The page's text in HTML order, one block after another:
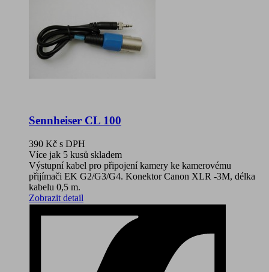
Sennheiser CL 100
390 Kč s DPH
Více jak 5 kusů skladem
Výstupní kabel pro připojení kamery ke kamerovému
přijímači EK G2/G3/G4. Konektor Canon XLR -3M, délka
kabelu 0,5 m.
Zobrazit detail